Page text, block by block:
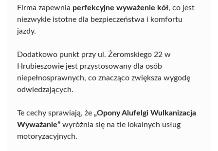
Firma zapewnia perfekcyjne wyważenie kół, co jest
niezwykle istotne dla bezpieczeństwa i komfortu
jazdy.
Dodatkowo punkt przy ul. Żeromskiego 22 w
Hrubieszowie jest przystosowany dla osób
niepełnosprawnych, co znacząco zwiększa wygodę
odwiedzających.
Te cechy sprawiają, że „Opony Alufelgi Wulkanizacja
Wyważanie” wyróżnia się na tle lokalnych usług
motoryzacyjnych.